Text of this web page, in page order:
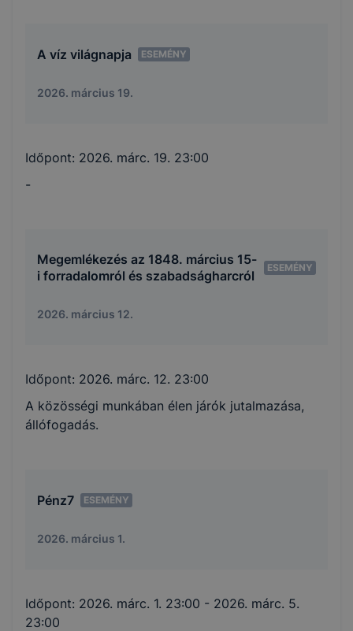
A víz világnapja ESEMÉNY
2026. március 19.
Időpont: 2026. márc. 19. 23:00
-
Megemlékezés az 1848. március 15-
i forradalomról és szabadságharcról
ESEMÉNY
2026. március 12.
Időpont: 2026. márc. 12. 23:00
A közösségi munkában élen járók jutalmazása,
állófogadás.
Pénz7 ESEMÉNY
2026. március 1.
Időpont: 2026. márc. 1. 23:00 - 2026. márc. 5.
23:00